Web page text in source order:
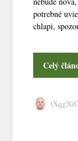
potrebné
chlapi,
Celý